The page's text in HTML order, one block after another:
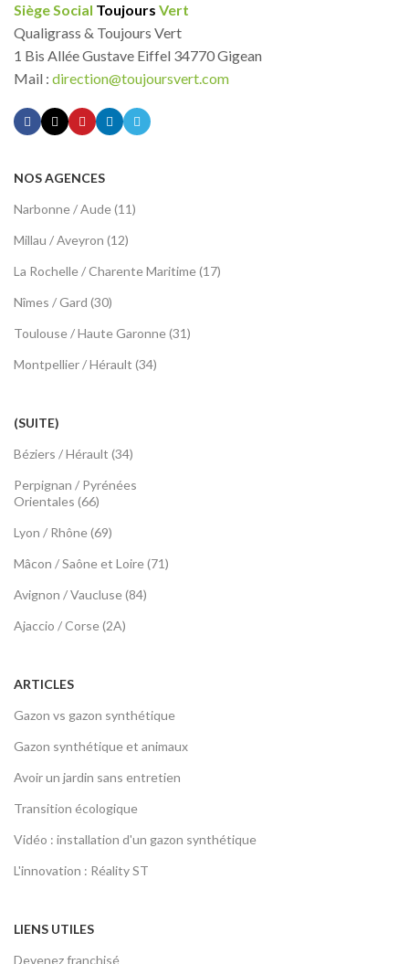
Siège Social Toujours Vert
Qualigrass & Toujours Vert
1 Bis Allée Gustave Eiffel 34770 Gigean
Mail : direction@toujoursvert.com
NOS AGENCES
Narbonne / Aude (11)
Millau / Aveyron (12)
La Rochelle / Charente Maritime (17)
Nîmes / Gard (30)
Toulouse / Haute Garonne (31)
Montpellier / Hérault (34)
(SUITE)
Béziers / Hérault (34)
Perpignan / Pyrénées
Orientales (66)
Lyon / Rhône (69)
Mâcon / Saône et Loire (71)
Avignon / Vaucluse (84)
Ajaccio / Corse (2A)
ARTICLES
Gazon vs gazon synthétique
Gazon synthétique et animaux
Avoir un jardin sans entretien
Transition écologique
Vidéo : installation d'un gazon synthétique
L'innovation : Réality ST
LIENS UTILES
Devenez franchisé